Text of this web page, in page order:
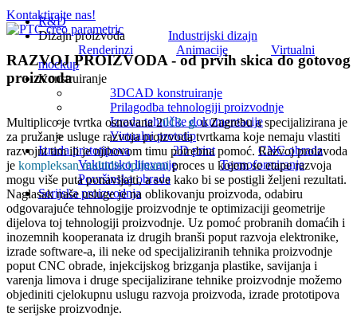
R&D
Dizajn proizvoda
Industrijski dizajn
Renderinzi
Animacije
Virtualni
mockup
Konstruiranje
3DCAD konstruiranje
Prilagodba tehnologiji proizvodnje
Izrada tehničke dokumentacije
Virtualni prototip
Izrada prototipova
3D print
CNC obrada
Vakumsko lijevanje
Termoformiranje
Površinska obrada
Serijska proizvodnja
Kontaktirajte nas!
RAZVOJ PROIZVODA - od prvih skica do gotovog
proizvoda
Multiplico je tvrtka osnovana 2013. g.u Zagrebu a specijalizirana je
za pružanje usluge razvoja proizvoda tvrtkama koje nemaju vlastiti
razvojni tim ili je njihovom timu potrebna pomoć. Razvoj proizvoda
je kompleksan multidisciplinarniproces u kojem se etape razvoja
mogu više puta ponavljajti, a sve kako bi se postigli željeni rezultati.
Naglasak naše usluge je na oblikovanju proizvoda, odabiru
odgovarajuće tehnologije proizvodnje te optimizaciji geometrije
dijelova toj tehnologiji proizvodnje. Uz pomoć probranih domaćih i
inozemnih kooperanata iz drugih branši poput razvoja elektronike,
izrade software-a, ili neke od specijaliziranih tehnika proizvodnje
poput CNC obrade, injekcijskog brizganja plastike, savijanja i
varenja limova i druge specijalizirane tehnike proizvodnje možemo
objediniti cjelokupnu uslugu razvoja proizvoda, izrade prototipova
te serijske proizvodnje.